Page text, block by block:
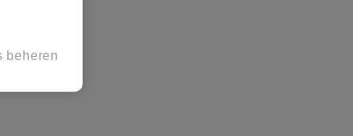
beheren